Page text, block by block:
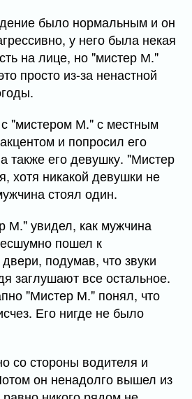
было нормальным и он
у него была некая
на лице, но "мистер М."
просто из-за ненастной
"мистером М." с местным
и попросил его
также его девушку. "Мистер
хотя никакой девушки не
стоял один.
М." увидел, как мужчина
пошел к
подумав, что звуки
заглушают все остальное.
"Мистер М." понял, что
Его нигде не было
со стороны водителя и
он ненадолго вышел из